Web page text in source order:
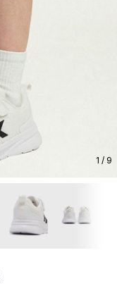
1 / 9